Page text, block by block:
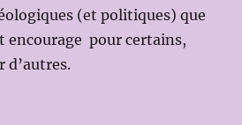
(et politiques) que
encourage pour certains,
d’autres.